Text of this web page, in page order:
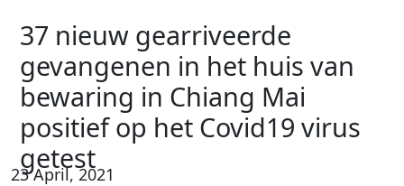
37 nieuw gearriveerde
gevangenen in het huis van
bewaring in Chiang Mai
positief op het Covid19 virus
getest
23 April, 2021